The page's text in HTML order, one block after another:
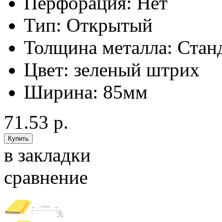
Тип: Открытый
Толщина металла:
Цвет: зеленый штрих
Ширина: 85мм
71.53 р.
в закладки
сравнение